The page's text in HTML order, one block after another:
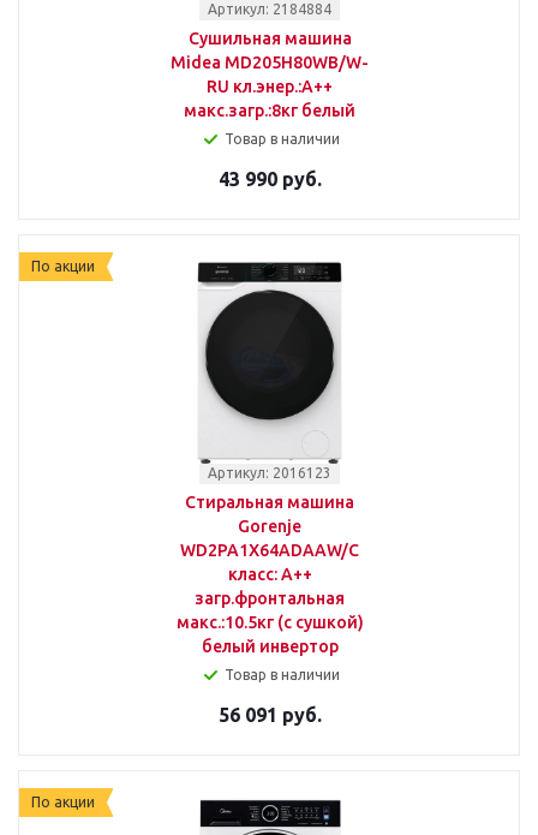
Артикул: 2184884
Сушильная машина
Midea MD205H80WB/W-
RU кл.энер.:A++
макс.загр.:8кг белый
Товар в наличии
43 990 руб.
По акции
Артикул: 2016123
Стиральная машина
Gorenje
WD2PA1X64ADAAW/C
класс: A++
загр.фронтальная
макс.:10.5кг (с сушкой)
белый инвертор
Товар в наличии
56 091 руб.
По акции